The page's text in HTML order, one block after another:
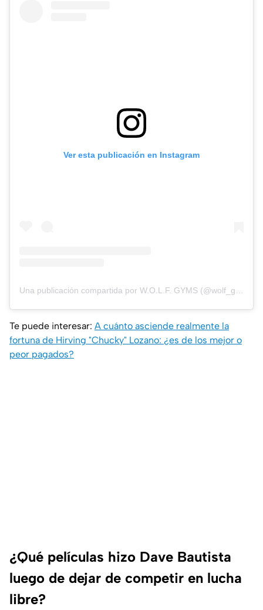
Ver esta publicación en Instagram
Una publicación compartida por W.O.L.F. GYMS (@wolf_gyms)
Te puede interesar: A cuánto asciende realmente la
fortuna de Hirving "Chucky" Lozano: ¿es de los mejor o
peor pagados?
¿Qué películas hizo Dave Bautista
luego de dejar de competir en lucha
libre?